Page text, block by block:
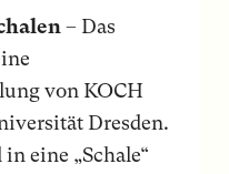
– Das
von KOCH
Dresden.
eine „Schale“